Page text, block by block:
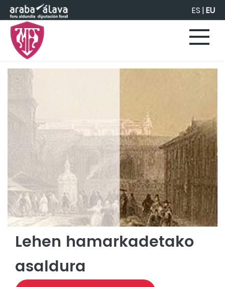
Eduki nagusira joan ES |EU
Lehen hamarkadetako
asaldura